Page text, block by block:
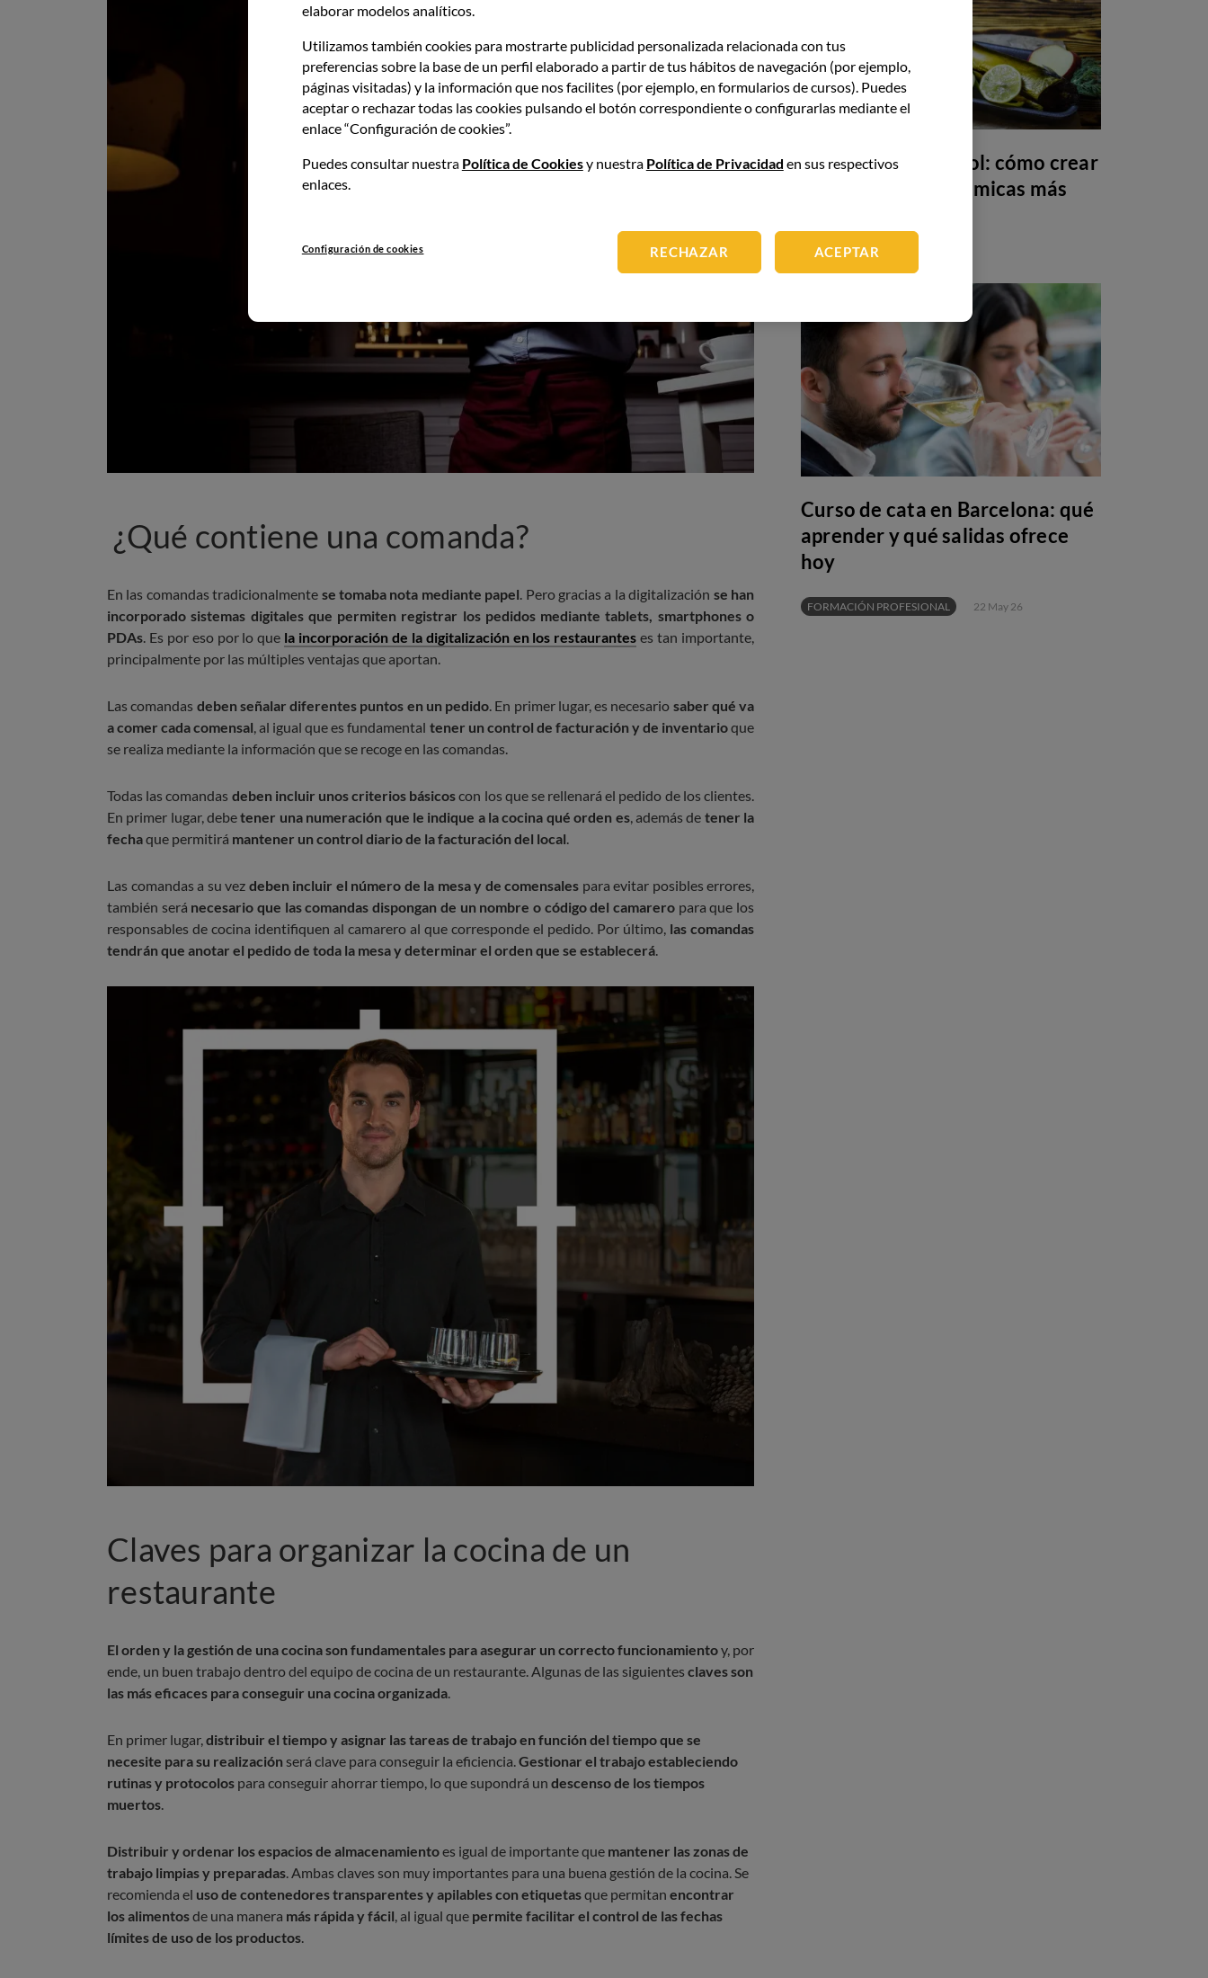
¿Qué contiene una comanda?
En las comandas tradicionalmente se tomaba nota mediante papel. Pero gracias a la digitalización se han
incorporado sistemas digitales que permiten registrar los pedidos mediante tablets, smartphones o
PDAs. Es por eso por lo que la incorporación de la digitalización en los restaurantes es tan importante,
principalmente por las múltiples ventajas que aportan.
Las comandas deben señalar diferentes puntos en un pedido. En primer lugar, es necesario saber qué va
a comer cada comensal, al igual que es fundamental tener un control de facturación y de inventarioque
se realiza mediante la información que se recoge en las comandas.
Todas las comandas deben incluir unos criterios básicoscon los que se rellenará el pedido de los clientes.
En primer lugar, debetener una numeración que le indique a la cocina qué orden es, además de tener la
fechaque permitirá mantener un control diario de la facturación del local.
Las comandas a su vez deben incluir el número de la mesa y de comensales para evitar posibles errores,
también será necesario que las comandas dispongan de un nombre o código del camarero para que los
responsables de cocina identifiquen al camarero al que corresponde el pedido. Por último, las comandas
tendrán que anotar el pedido de toda la mesa y determinar el orden que se establecerá.
Claves para organizar la cocina de un
restaurante
El orden y la gestión de una cocina son fundamentales para asegurar un correcto funcionamientoy, por
ende, un buen trabajo dentro del equipo de cocina de un restaurante. Algunas de las siguientes claves son
las más eficaces para conseguir una cocina organizada.
En primer lugar,distribuir el tiempo y asignar las tareas de trabajo en función del tiempo que se
necesite para su realización será clave para conseguir la eficiencia.Gestionar el trabajo estableciendo
rutinas y protocolos para conseguir ahorrar tiempo, lo que supondrá un descenso de los tiempos
muertos.
Distribuir y ordenar los espacios de almacenamientoes igual de importante que mantener las zonas de
trabajo limpias y preparadas. Ambas claves son muy importantes para una buena gestión de la cocina. Se
recomienda el uso de contenedores transparentes y apilables con etiquetasque permitan encontrar
los alimentosde una manera más rápida y fácil, al igual que permite facilitar el control de las fechas
límites de uso de los productos.
Maridaje sin alcohol: cómo crear
armonías gastronómicas más
GASTRONOMÍA
Curso de cata en Barcelona: qué
aprender y qué salidas ofrece
hoy
FORMACIÓN PROFESIONAL 22 May 26
elaborar modelos analíticos.
Utilizamos también cookies para mostrarte publicidad personalizada relacionada con tus
preferencias sobre la base de un perfil elaborado a partir de tus hábitos de navegación (por ejemplo,
páginas visitadas) y la información que nos facilites (por ejemplo, en formularios de cursos). Puedes
aceptar o rechazar todas las cookies pulsando el botón correspondiente o configurarlas mediante el
enlace “Configuración de cookies”.
Puedes consultar nuestra Política de Cookiesy nuestra Política de Privacidad en sus respectivos
enlaces.
Configuración de cookies RECHAZAR ACEPTAR